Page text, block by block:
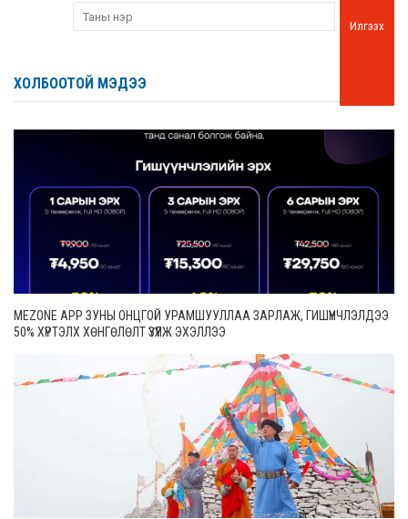
Илгээх
ХОЛБООТОЙ МЭДЭЭ
MEZONE APP ЗУНЫ ОНЦГОЙ УРАМШУУЛЛАА ЗАРЛАЖ, ГИШҮҮНЧЛЭЛДЭЭ
50% ХҮРТЭЛХ ХӨНГӨЛӨЛТ ҮЗҮҮЛЖ ЭХЭЛЛЭЭ